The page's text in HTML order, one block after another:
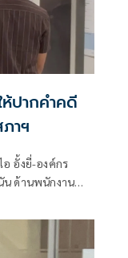
ปากคำคดี
าฯ
อั้งยี่-องค์กร
น ด้านพนักงาน